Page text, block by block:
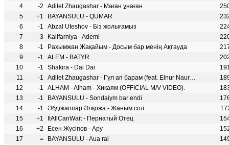
4
-2 Adilet Zhaugashar - Маған ұнаған
5
+1 BAYANSULU - QUMAR
6
-1 Abzal Uteshov - Біз жолығамыз
7
-3 Kalifarniya - Ademi
8
-1 Рахымжан Жақайым - Досым бар менің Ақтауда
9
-1 ALEM - BATYR
10
-1 Shakira - Dai Dai
11
-1 Adilet Zhaugashar - Гүл ап барам (feat. Elnur Nauryzbek)
12
-1 ALHAM - Alham - Хикаям (OFFICIAL M/V VIDEO).
13
-1 BAYANSULU - Sondaiym bar endi
14
-1 Әбдіжаппар Әлқожа - Жаным сол
15
+1 ItAllCanWait - Пернатый Отец
16
+2 Есен Жүсіпов - Ару
17
= BAYANSULU - Aua rai